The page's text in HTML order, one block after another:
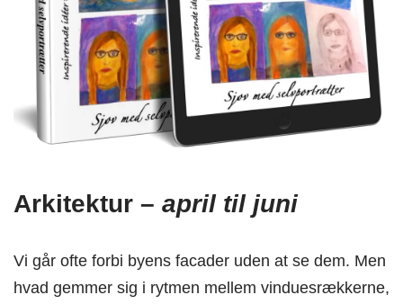
Arkitektur – april til juni
Vi går ofte forbi byens facader uden at se dem. Men
hvad gemmer sig i rytmen mellem vinduesrækkerne,